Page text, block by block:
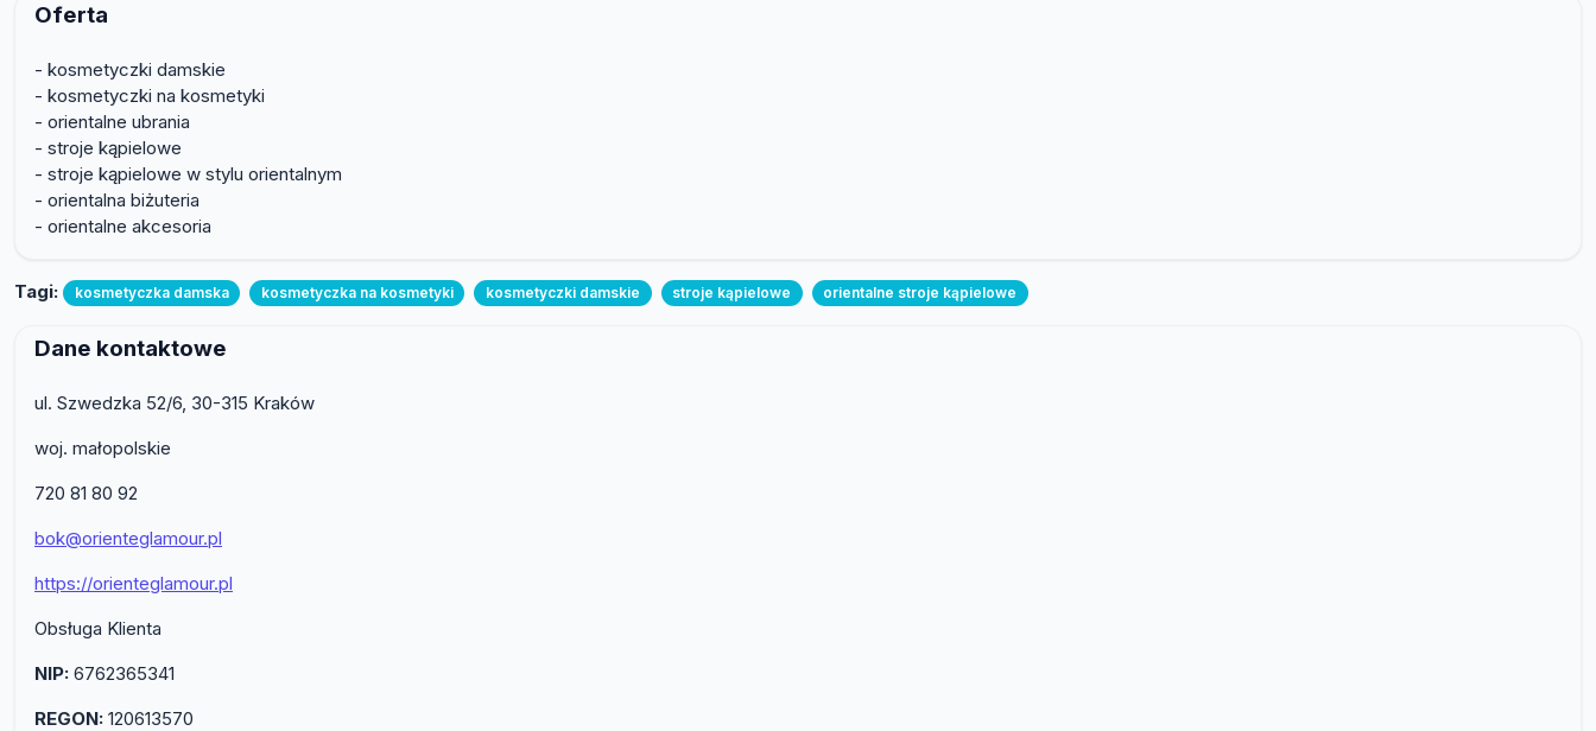
Oferta
- kosmetyczki damskie
- kosmetyczki na kosmetyki
- orientalne ubrania
- stroje kąpielowe
- stroje kąpielowe w stylu orientalnym
- orientalna biżuteria
- orientalne akcesoria
Tagi: kosmetyczka damska kosmetyczka na kosmetyki kosmetyczki damskie stroje kąpielowe orientalne stroje kąpielowe
Dane kontaktowe
ul. Szwedzka 52/6, 30-315 Kraków
woj. małopolskie
720 81 80 92
bok@orienteglamour.pl
https://orienteglamour.pl
Obsługa Klienta
NIP: 6762365341
REGON: 120613570